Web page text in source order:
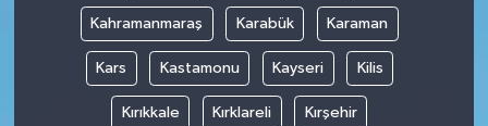
Kahramanmaraş Karabük Karaman
Kars Kastamonu Kayseri Kilis
Kırıkkale Kırklareli Kırşehir